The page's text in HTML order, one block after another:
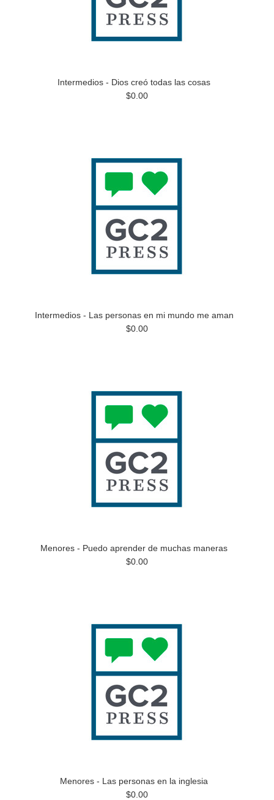
Intermedios - Dios creó todas las cosas
$0.00
Intermedios - Las personas en mi mundo me aman
$0.00
Menores - Puedo aprender de muchas maneras
$0.00
Menores - Las personas en la inglesia
$0.00